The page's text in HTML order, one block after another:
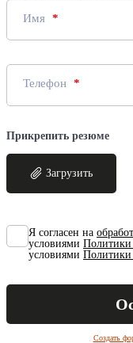
Имя
Телефон
Прикрепить резюме
Загрузить
Я согласен на
условиями Политики
условиями Политики
Создать